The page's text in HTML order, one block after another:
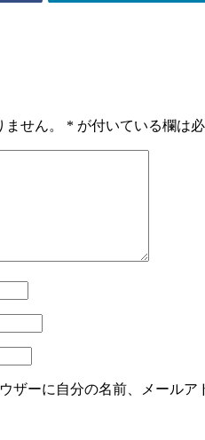
せん。 * が付いている欄は
ザーに自分の名前、メールア